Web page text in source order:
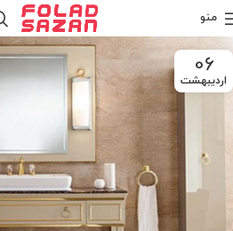
منو
06
اردیبهشت